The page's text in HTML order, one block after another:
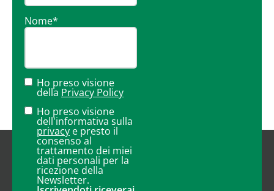
Nome*
Ho preso visione
della Privacy Policy
Ho preso visione
dell'informativa sulla
privacy e presto il
consenso al
trattamento dei miei
dati personali per la
ricezione della
Newsletter.